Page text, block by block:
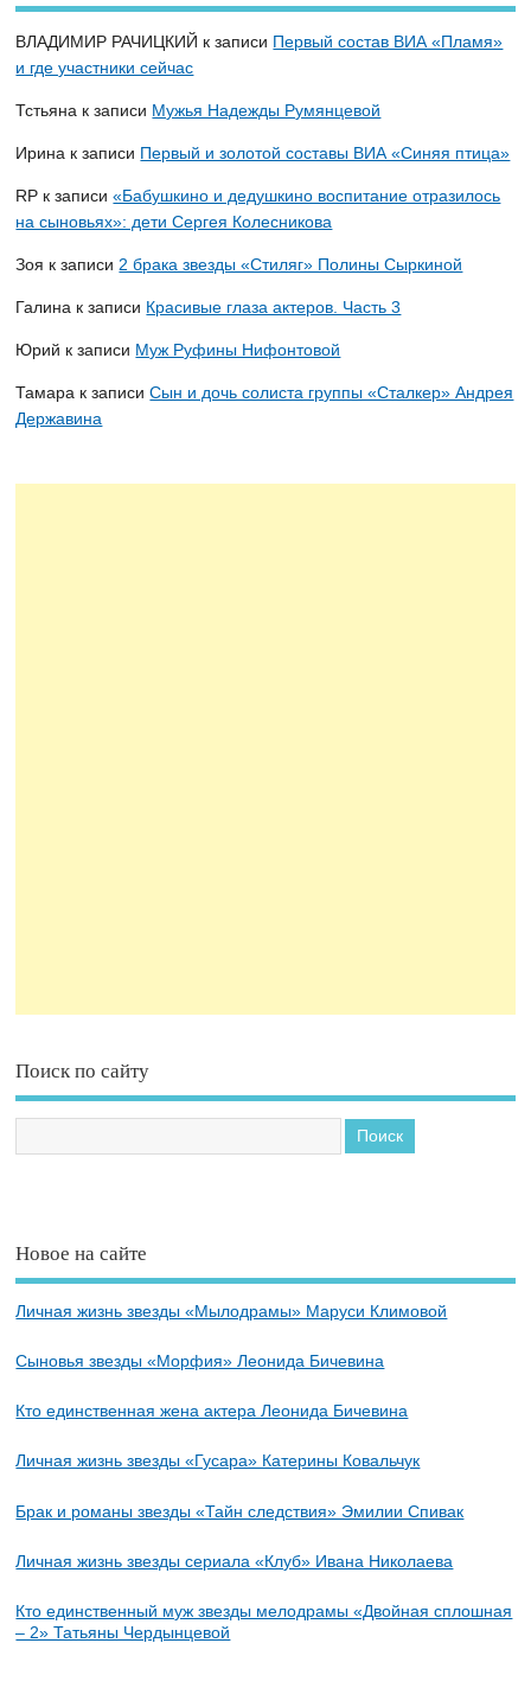
ВЛАДИМИР РАЧИЦКИЙ к записи Первый состав ВИА «Пламя»
и где участники сейчас
Тстьяна к записи Мужья Надежды Румянцевой
Ирина к записи Первый и золотой составы ВИА «Синяя птица»
RP к записи«Бабушкино и дедушкино воспитание отразилось
на сыновьях»: дети Сергея Колесникова
Зоя к записи2 брака звезды «Стиляг» Полины Сыркиной
Галина к записи Красивые глаза актеров. Часть 3
Юрий к записи Муж Руфины Нифонтовой
Тамара к записиСын и дочь солиста группы «Сталкер» Андрея
Державина
Поиск по сайту
Новое на сайте
Личная жизнь звезды «Мылодрамы» Маруси Климовой
Сыновья звезды «Морфия» Леонида Бичевина
Кто единственная жена актера Леонида Бичевина
Личная жизнь звезды «Гусара» Катерины Ковальчук
Брак и романы звезды «Тайн следствия» Эмилии Спивак
Личная жизнь звезды сериала «Клуб» Ивана Николаева
Кто единственный муж звезды мелодрамы «Двойная сплошная
– 2» Татьяны Чердынцевой